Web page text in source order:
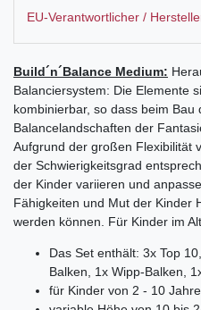
EU-Verantwortlicher /
Build´n´Balance Medium:
Balanciersystem: Die Elemente
kombinierbar, so dass beim Bau
Balancelandschaften der
Aufgrund der großen Flexibilität
der Schwierigkeitsgrad
der Kinder variieren und
Fähigkeiten und Mut der Kinder
werden können. Für Kinder im
Das Set enthält: 3x Top
Balken, 1x Wipp-Balken,
für Kinder von 2 - 10